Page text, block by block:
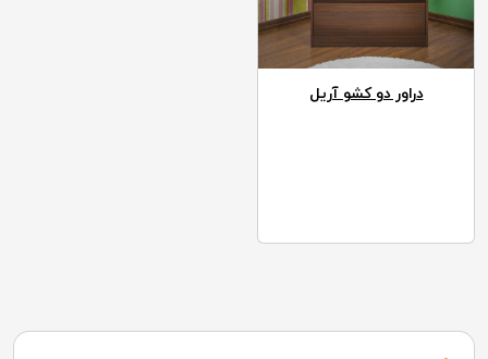
دراور دو کشو آریل